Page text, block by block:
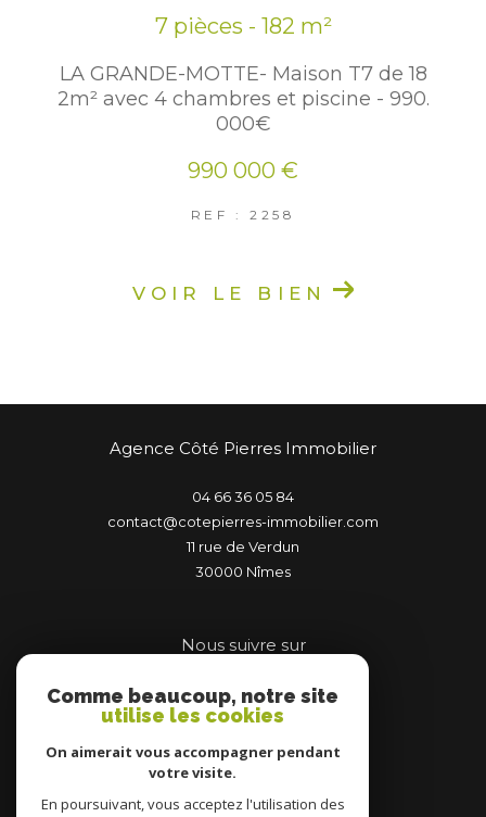
7 pièces - 182 m²
LA GRANDE-MOTTE- Maison T7 de 18
2m² avec 4 chambres et piscine - 990.
000€
990 000 €
REF : 2258
VOIR LE BIEN
Agence Côté Pierres Immobilier
04 66 36 05 84
contact@cotepierres-immobilier.com
11 rue de Verdun
30000
nîmes
Nous suivre sur
Adhérents
Comme beaucoup, notre site
utilise les cookies
On aimerait vous accompagner pendant
votre visite.
En poursuivant, vous acceptez l'utilisation des